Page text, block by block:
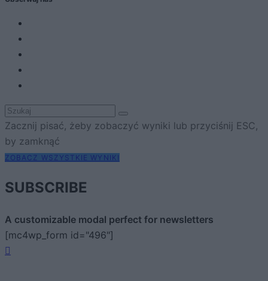
Zacznij pisać, żeby zobaczyć wyniki lub przyciśnij ESC,
by zamknąć
ZOBACZ WSZYSTKIE WYNIKI
SUBSCRIBE
A customizable modal perfect for newsletters
[mc4wp_form id="496"]